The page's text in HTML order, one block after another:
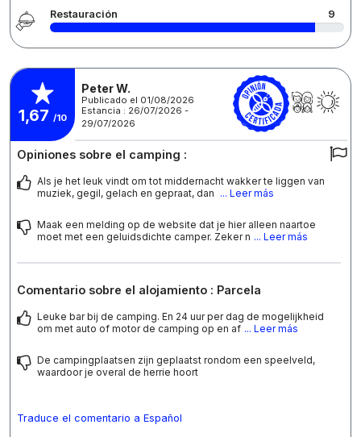
Restauración 9
1,67 /10
Peter W.
Publicado el 01/08/2026
Estancia : 26/07/2026 -
29/07/2026
Opiniones sobre el camping :
Als je het leuk vindt om tot middernacht wakker te liggen van
muziek, gegil, gelach en gepraat, dan ... Leer más
Maak een melding op de website dat je hier alleen naartoe
moet met een geluidsdichte camper. Zeker n ... Leer más
Comentario sobre el alojamiento : Parcela
Leuke bar bij de camping. En 24 uur per dag de mogelijkheid
om met auto of motor de camping op en af ... Leer más
De campingplaatsen zijn geplaatst rondom een speelveld,
waardoor je overal de herrie hoort
Traduce el comentario a Español